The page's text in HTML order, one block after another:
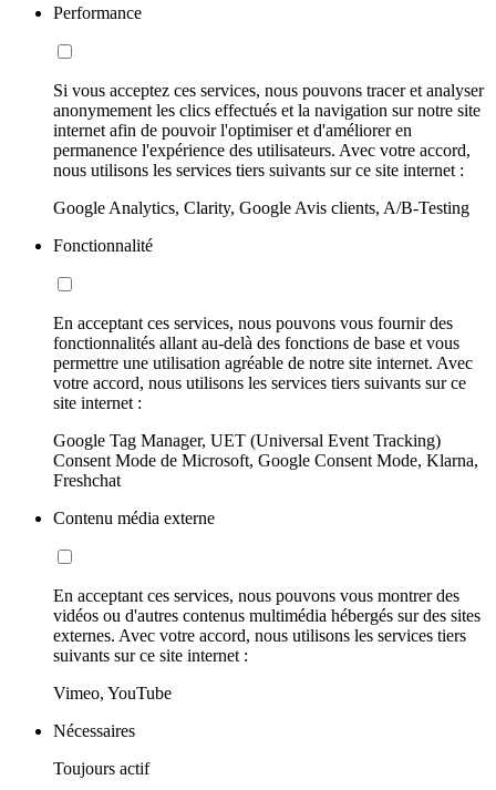
Performance
Si vous acceptez ces services, nous pouvons tracer et analyser
anonymement les clics effectués et la navigation sur notre site
internet afin de pouvoir l'optimiser et d'améliorer en
permanence l'expérience des utilisateurs. Avec votre accord,
nous utilisons les services tiers suivants sur ce site internet :
Google Analytics, Clarity, Google Avis clients, A/B-Testing
Fonctionnalité
En acceptant ces services, nous pouvons vous fournir des
fonctionnalités allant au-delà des fonctions de base et vous
permettre une utilisation agréable de notre site internet. Avec
votre accord, nous utilisons les services tiers suivants sur ce
site internet :
Google Tag Manager, UET (Universal Event Tracking)
Consent Mode de Microsoft, Google Consent Mode, Klarna,
Freshchat
Contenu média externe
En acceptant ces services, nous pouvons vous montrer des
vidéos ou d'autres contenus multimédia hébergés sur des sites
externes. Avec votre accord, nous utilisons les services tiers
suivants sur ce site internet :
Vimeo, YouTube
Nécessaires
Toujours actif